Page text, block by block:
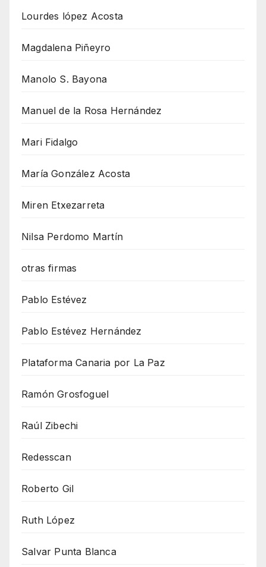
Lourdes lópez Acosta
Magdalena Piñeyro
Manolo S. Bayona
Manuel de la Rosa Hernández
Mari Fidalgo
María González Acosta
Miren Etxezarreta
Nilsa Perdomo Martín
otras firmas
Pablo Estévez
Pablo Estévez Hernández
Plataforma Canaria por La Paz
Ramón Grosfoguel
Raúl Zibechi
Redesscan
Roberto Gil
Ruth López
Salvar Punta Blanca